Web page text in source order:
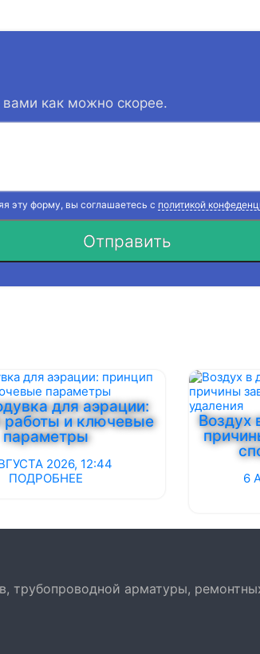
как можно скорее.
эту форму, вы соглашаетесь с политикой
Отправить
для аэрации:
работы и ключевые
параметры
2026, 12:44
ПОДРОБНЕЕ
Воздух
6
трубопроводной арматуры,